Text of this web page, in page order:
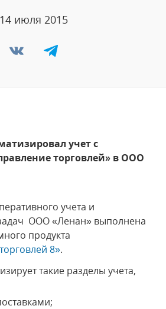
14 июля 2015
учет с
торговлей» в ООО
учета и
ООО «Ленан» выполнена
продукта
8».
такие разделы учета,